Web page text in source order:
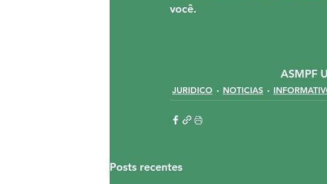
você.
ASMPF
JURIDICO NOTICIAS
Posts recentes